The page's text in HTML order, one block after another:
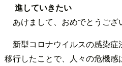
進していきたい
あけまして、おめでとうござ
新型コロナウイルスの感染
移行したことで、人々の危機